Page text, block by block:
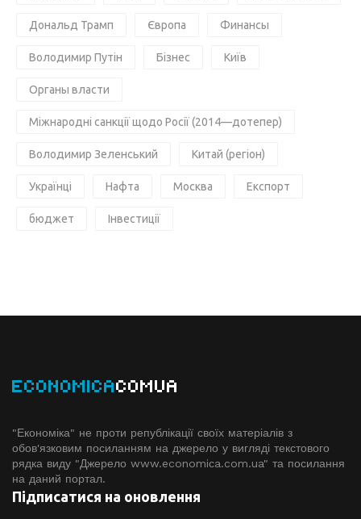
Дональд Трамп Європа Финансы
Володимир Путін Бізнес Київ
Органы власти
Міжнародні санкції щодо Росії (2014—дотепер)
Володимир Зеленський Китай (регіон)
Українці Нафта Москва Експорт
бюджет Інвестиції
ECONOMICACOMUA
"Економіка" не проти републікації своїх матеріалів з
обов'язковим посиланням на джерело у вигляді текстового
рядка виду "Джерело www.economiсa.com.ua" та посилання
на даний портал.
Підписатися на оновлення